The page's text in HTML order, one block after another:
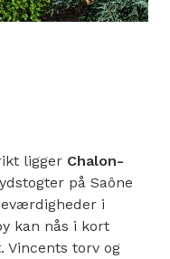
ligger Chalon-
på Saône
i
kan nås i kort
Vincents torv og